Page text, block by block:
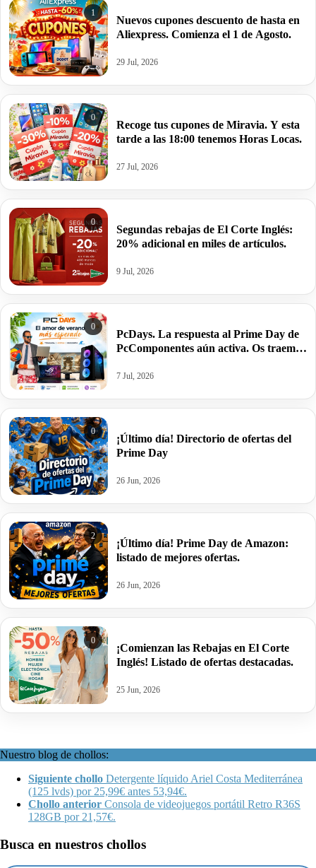
1
Nuevos cupones descuento de hasta en
Aliexpress. Comienza el 1 de Agosto.
29 Jul, 2026
0
Recoge tus cupones de Miravia. Y esta
tarde a las 18:00 tenemos Horas Locas.
27 Jul, 2026
0
Segundas rebajas de El Corte Inglés:
20% adicional en miles de artículos.
9 Jul, 2026
0
PcDays. La respuesta al Prime Day de
PcComponentes aún activa. Os traemos
7 Jul, 2026
0
¡Último día! Directorio de ofertas del
Prime Day
26 Jun, 2026
2
¡Último día! Prime Day de Amazon:
listado de mejores ofertas.
26 Jun, 2026
0
¡Comienzan las Rebajas en El Corte
Inglés! Listado de ofertas destacadas.
25 Jun, 2026
Nuestro blog de chollos:
Siguiente chollo Detergente líquido Ariel Costa Mediterránea
(125 lvds) por 25,99€ antes 53,94€.
Chollo anterior Consola de videojuegos portátil Retro R36S
128GB por 21,57€.
Busca en nuestros chollos